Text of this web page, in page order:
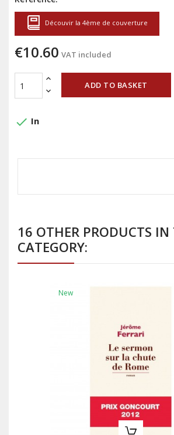
Découvir la 4ème de couverture
€10.60 VAT included
ADD TO BASKET
done In
16 OTHER PRODUCTS IN
CATEGORY:
New